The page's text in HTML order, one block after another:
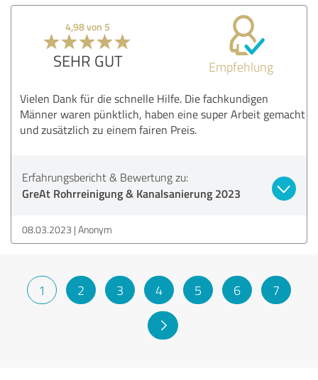
4,98 von 5
SEHR GUT Empfehlung
Vielen Dank für die schnelle Hilfe. Die fachkundigen
Männer waren pünktlich, haben eine super Arbeit gemacht
und zusätzlich zu einem fairen Preis.
Erfahrungsbericht & Bewertung zu:
GreAt Rohrreinigung & Kanalsanierung 2023
08.03.2023 Anonym
1 2 3 4 5 6 7